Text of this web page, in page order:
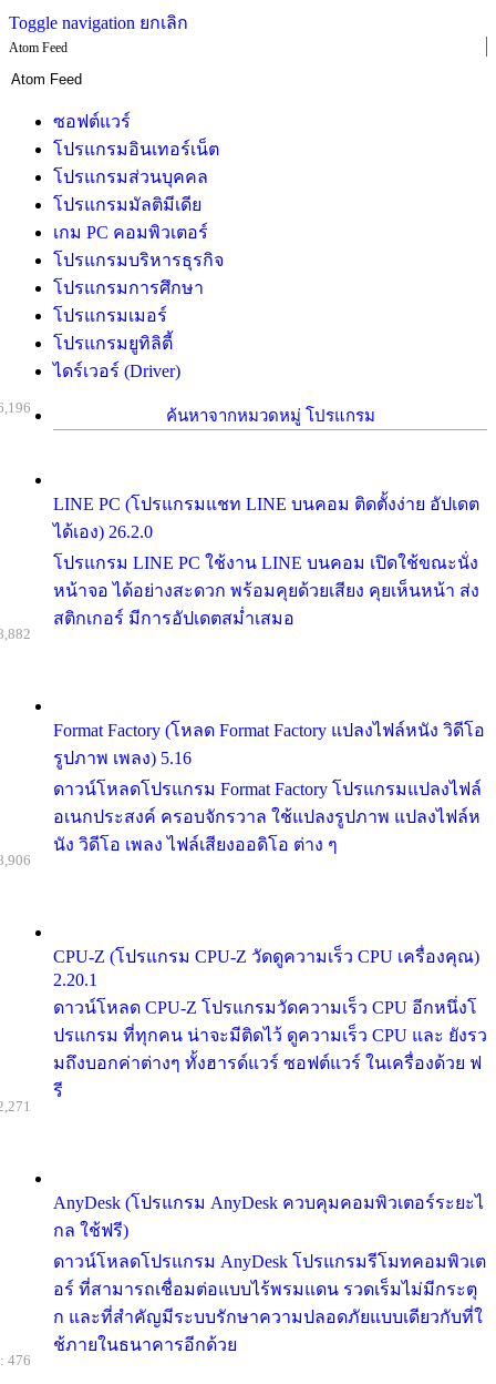
Toggle navigation ยกเลิก
Atom Feed
ซอฟต์แวร์
โปรแกรมอินเทอร์เน็ต
โปรแกรมส่วนบุคคล
โปรแกรมมัลติมีเดีย
เกม PC คอมพิวเตอร์
โปรแกรมบริหารธุรกิจ
โปรแกรมการศึกษา
โปรแกรมเมอร์
โปรแกรมยูทิลิตี้
ไดร์เวอร์ (Driver)
ค้นหาจากหมวดหมู่ โปรแกรม
LINE PC (โปรแกรมแชท LINE บนคอม ติดตั้งง่าย อัปเดต
ได้เอง) 26.2.0
โปรแกรม LINE PC ใช้งาน LINE บนคอม เปิดใช้ขณะนั่ง
หน้าจอ ได้อย่างสะดวก พร้อมคุยด้วยเสียง คุยเห็นหน้า ส่ง
สติกเกอร์ มีการอัปเดตสม่ำเสมอ
Format Factory (โหลด Format Factory แปลงไฟล์หนัง วิดีโอ
รูปภาพ เพลง) 5.16
ดาวน์โหลดโปรแกรม Format Factory โปรแกรมแปลงไฟล์
อเนกประสงค์ ครอบจักรวาล ใช้แปลงรูปภาพ แปลงไฟล์ห
นัง วิดีโอ เพลง ไฟล์เสียงออดิโอ ต่าง ๆ
CPU-Z (โปรแกรม CPU-Z วัดดูความเร็ว CPU เครื่องคุณ)
2.20.1
ดาวน์โหลด CPU-Z โปรแกรมวัดความเร็ว CPU อีกหนึ่งโ
ปรแกรม ที่ทุกคน น่าจะมีติดไว้ ดูความเร็ว CPU และ ยังรว
มถึงบอกค่าต่างๆ ทั้งฮารด์แวร์ ซอฟต์แวร์ ในเครื่องด้วย ฟ
รี
AnyDesk (โปรแกรม AnyDesk ควบคุมคอมพิวเตอร์ระยะไ
กล ใช้ฟรี)
ดาวน์โหลดโปรแกรม AnyDesk โปรแกรมรีโมทคอมพิวเต
อร์ ที่สามารถเชื่อมต่อแบบไร้พรมแดน รวดเร็มไม่มีกระตุ
ก และที่สำคัญมีระบบรักษาความปลอดภัยแบบเดียวกับที่ใ
ช้ภายในธนาคารอีกด้วย
476